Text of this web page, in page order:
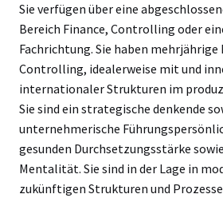
Sie verfügen über eine
Bereich Finance, Controlling oder
Fachrichtung. Sie haben
Controlling, idealerweise mit und
internationaler Strukturen im
Sie sind ein strategische denkende
unternehmerische
gesunden Durchsetzungsstärke
Mentalität. Sie sind in der Lage in
zukünftigen Strukturen und